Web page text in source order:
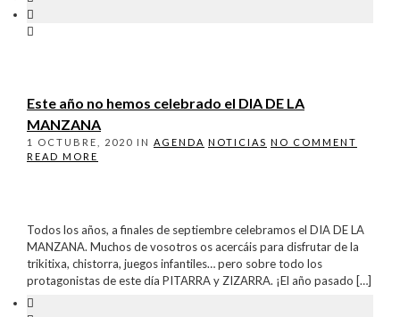
Este año no hemos celebrado el DIA DE LA
MANZANA
1 OCTUBRE, 2020 IN AGENDA NOTICIAS NO COMMENT
READ MORE
Todos los años, a finales de septiembre celebramos el DIA DE LA
MANZANA. Muchos de vosotros os acercáis para disfrutar de la
trikitixa, chistorra, juegos infantiles… pero sobre todo los
protagonistas de este día PITARRA y ZIZARRA. ¡El año pasado […]